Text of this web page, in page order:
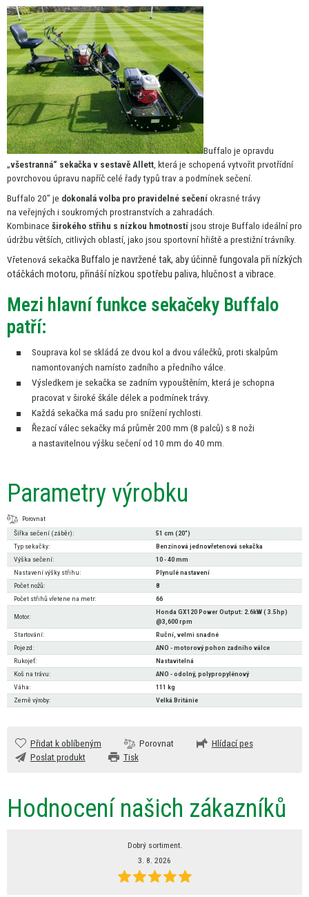
Buffalo je opravdu
„všestranná“ sekačkav sestavě Allett , která je schopená vytvořit prvotřídní
povrchovou úpravu napříč celé řady typů trav a podmínek sečení.
Buffalo 20" je dokonalá volba pro pravidelné sečeníokrasné trávy
na veřejných i soukromých prostranstvích a zahradách.
Kombinace širokého střihu s nízkou hmotnostíjsou stroje Buffalo ideální pro
údržbu větších, citlivých oblastí, jako jsou sportovní hřiště a prestižní trávníky.
Vřetenová sekačka Buffalo je navržené tak, aby účinně fungovala při nízkých
otáčkách motoru, přináší nízkou spotřebu paliva, hlučnostavibrace.
Mezi hlavní funkce sekačeky Buffalo
patří:
Souprava kol se skládá ze dvou kol a dvou válečků, proti skalpům
namontovaných namísto zadního a předního válce.
Výsledkem je sekačka se zadním vypouštěním, která je schopna
pracovat vširoké škále délek a podmínek trávy.
Každá sekačka má sadu pro snížení rychlosti.
Řezací válec sekačkymá průměr 200 mm (8 palců) s8 noži
a nastavitelnou výšku sečeníod 10 mm do 40 mm.
Parametry výrobku
Porovnat
Šířka sečení (záběr):
51 cm (20")
Typ sekačky:
Benzínová jednovřetenová sekačka
Výška sečení:
10 - 40 mm
Nastavení výšky střihu:
Plynulé nastavení
Počet nožů:
8
Počet střihů vřetene na metr:
66
Motor:
Honda GX120 Power Output: 2.6kW ( 3.5hp)
@3,600 rpm
Startování:
Ruční, velmi snadné
Pojezd:
ANO - motorový pohon zadního válce
Rukojeť:
Nastavitelná
Koš na trávu:
ANO - odolný, polypropylénový
Váha:
111 kg
Země výroby:
Velká Británie
Přidat k oblíbeným Porovnat
Hlídací pes
Poslat produkt
Tisk
Hodnocení našich zákazníků
Dobrý sortiment.
3. 8. 2026